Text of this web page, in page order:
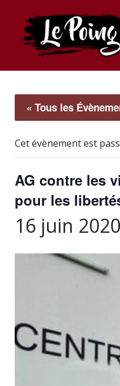
« Tous les
Cet évènement est
AG contre les
pour les
16 juin